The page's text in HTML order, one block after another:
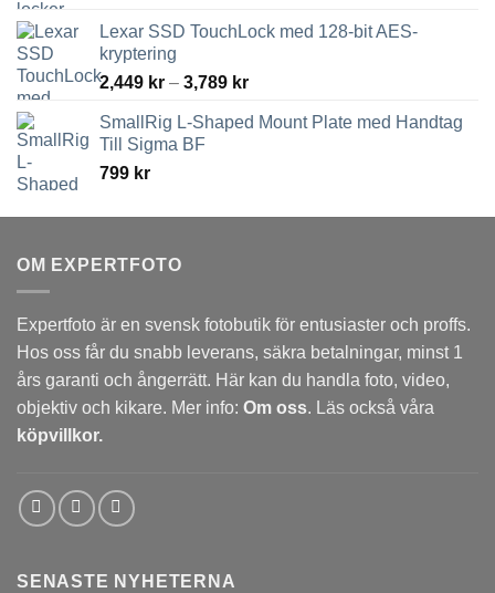
Lexar SSD TouchLock med 128-bit AES-
kryptering
2,449 kr – 3,789 krPrisintervall:
till
SmallRig L-Shaped Mount Plate med Handtag
Till Sigma BF
799 kr
OM EXPERTFOTO
Expertfoto är en svensk fotobutik för entusiaster och proffs.
Hos oss får du snabb leverans, säkra betalningar, minst 1
års garanti och ångerrätt. Här kan du handla foto, video,
objektiv och kikare. Mer info: Om oss. Läs också våra
köpvillkor.
SENASTE NYHETERNA